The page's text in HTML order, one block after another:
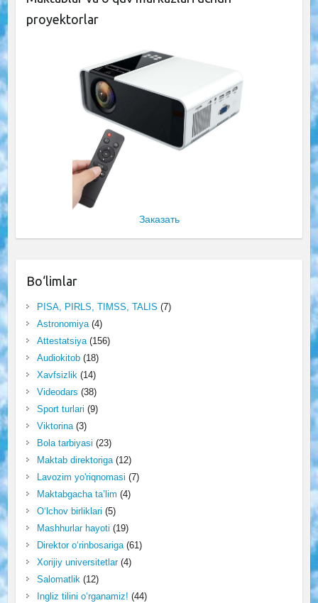
proyektorlar
Заказать
Bo‘limlar
PISA, PIRLS, TIMSS, TALIS (7)
Astronomiya(4)
Attestatsiya(156)
Audiokitob(18)
Xavfsizlik(14)
Videodars (38)
Sport turlari (9)
Viktorina(3)
Bola tarbiyasi (23)
Maktab direktoriga(12)
Lavozim yo'riqnomasi (7)
Maktabgacha ta’lim (4)
O‘lchov birliklari (5)
Mashhurlar hayoti (19)
Direktor o‘rinbosariga(61)
Xorijiy universitetlar(4)
Salomatlik(12)
Ingliz tilini o‘rganamiz! (44)